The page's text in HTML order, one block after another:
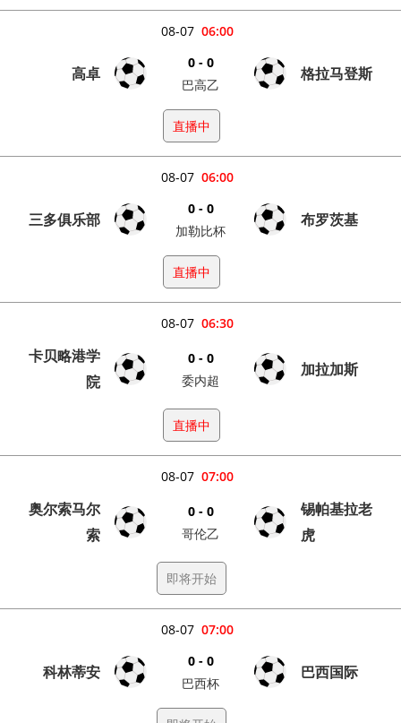
06:00
08-07
高卓
0 - 0
巴高乙
格拉马登斯
直播中
06:00
08-07
三多俱乐部
0 - 0
加勒比杯
布罗茨基
直播中
06:30
08-07
卡贝略港学
院
0 - 0
委内超
加拉加斯
直播中
07:00
08-07
奥尔索马尔
索
0 - 0
哥伦乙
锡帕基拉老
虎
即将开始
07:00
08-07
科林蒂安
0 - 0
巴西杯
巴西国际